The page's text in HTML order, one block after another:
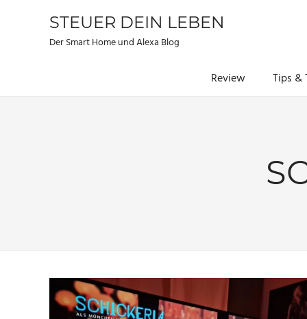
STEUER DEIN LEBEN
Der Smart Home und Alexa Blog
Review Tips &